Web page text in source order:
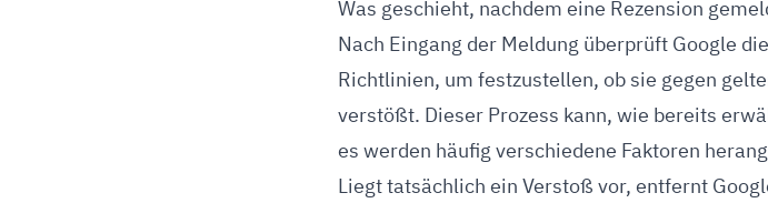
Was geschieht, nachdem eine Rezension
Nach Eingang der Meldung überprüft Google
Richtlinien, um festzustellen, ob sie gegen
verstößt. Dieser Prozess kann, wie bereits
es werden häufig verschiedene Faktoren
Liegt tatsächlich ein Verstoß vor, entfernt